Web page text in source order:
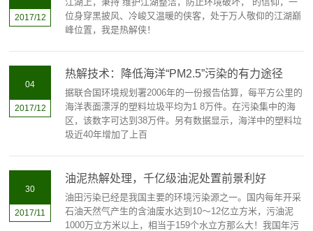
2017/12
位身穿黑披风、冷峻又温暖的侠客，处于万人敬仰的江湖巅
峰位置，我是热解侠！
04
2017/12
热解技术：降低海洋“PM2.5”污染的有力途径
据联合国环境规划署2006年的一份报告估算，每平方公里的
海洋表面漂浮的塑料垃圾平均为1 8万件。在污染集中的海
区，该数字可达到38万件。另有数据显示，海洋中的塑料垃
圾近40年增加了上百
30
2017/11
油泥热解处理，千亿级油泥处置前景利好
油田污染已经是我国主要的环境污染源之一。国内每年开采
石油天然气产生的含油废水达到10～12亿立方米，污油泥
1000万立方米以上，相当于159个水立方那么大！我国年污